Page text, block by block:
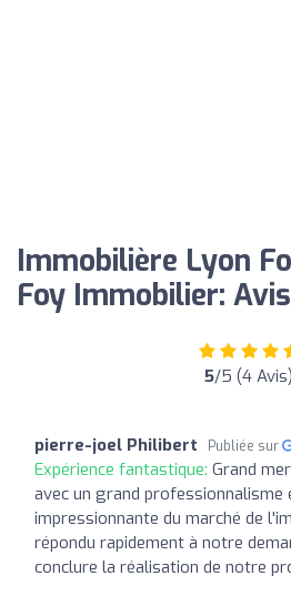
Immobilière Lyon
Foy Immobilier: Avis
5/5 (4 Avis)
pierre-joel Philibert Publiée sur
Expérience fantastique: Grand
avec un grand professionnalisme
impressionnante du marché de
répondu rapidement à notre
conclure la réalisation de notre